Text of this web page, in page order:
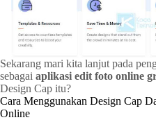
Sekarang mari kita lanjut pada
sebagai aplikasi edit foto online
Design Cap itu?
Cara Menggunakan Design Cap
Online